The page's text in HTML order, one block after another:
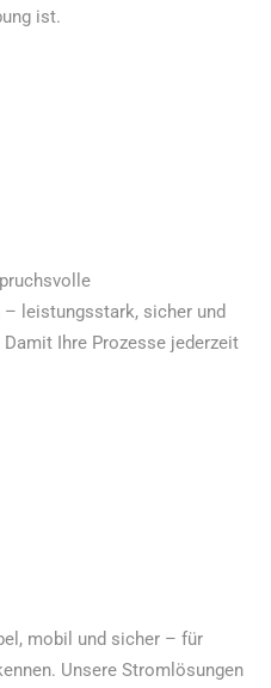
ist.
leistungsstark, sicher und
Ihre Prozesse jederzeit
mobil und sicher – für
Unsere Stromlösungen